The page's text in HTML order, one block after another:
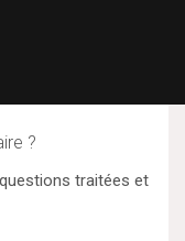
?
traitées et